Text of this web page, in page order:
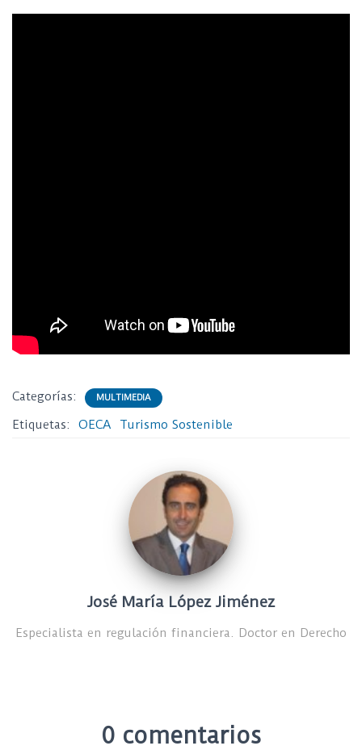
Categorías: MULTIMEDIA
Etiquetas: OECA Turismo Sostenible
José María López Jiménez
Especialista en regulación financiera. Doctor en Derecho
0 comentarios